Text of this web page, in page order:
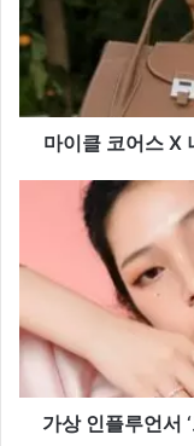
어
스
오
별
콜
라
마이클 코어스 X
플
언
서
지’
가상 인플루언서